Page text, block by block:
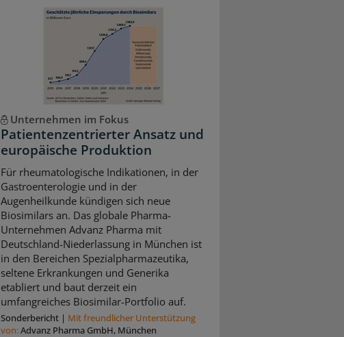
Unternehmen im Fokus
Patientenzentrierter Ansatz und
europäische Produktion
Für rheumatologische Indikationen, in der
Gastroenterologie und in der
Augenheilkunde kündigen sich neue
Biosimilars an. Das globale Pharma-
Unternehmen Advanz Pharma mit
Deutschland-Niederlassung in München ist
in den Bereichen Spezialpharmazeutika,
seltene Erkrankungen und Generika
etabliert und baut derzeit ein
umfangreiches Biosimilar-Portfolio auf.
Sonderbericht| Mit freundlicher Unterstützung
von:Advanz Pharma GmbH, München